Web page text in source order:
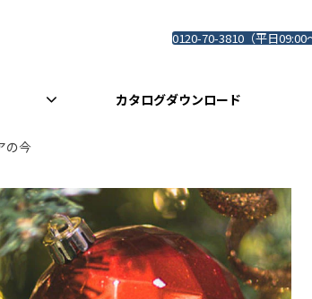
0120-70-3810（平日09:00
カタログダウンロード
の今